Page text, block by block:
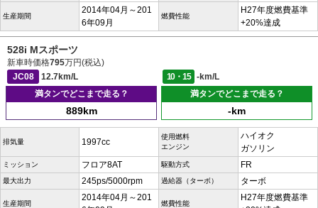
生産期間
2014年04月～201
6年09月
燃費性能
H27年度燃費基準
+20%達成
528i Mスポーツ
新車時価格795万円(税込)
JC08
12.7km/L 10・15
-km/L
満タンでどこまで走る？
889km
満タンでどこまで走る？
-km
排気量 1997cc
使用燃料
エンジン
ハイオク
ガソリン
ミッション フロア8AT 駆動方式 FR
最大出力 245ps/5000rpm 過給器（ターボ） ターボ
生産期間
2014年04月～201
燃費性能
H27年度燃費基準